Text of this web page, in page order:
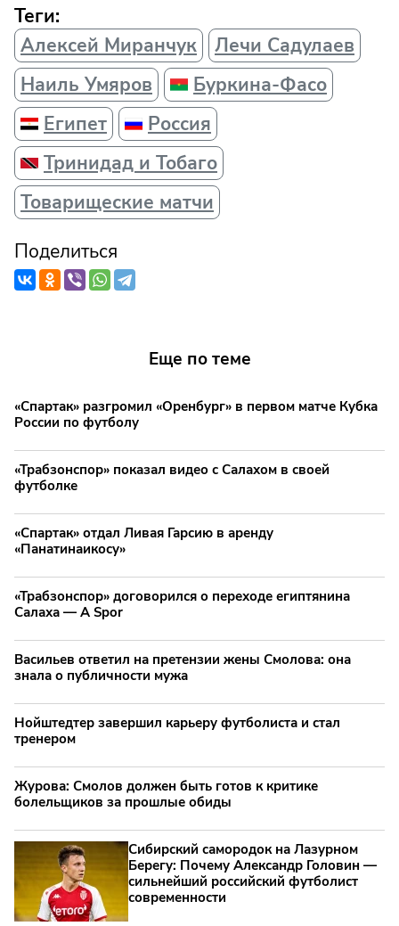
Теги:
Алексей Миранчук
Лечи Садулаев
Наиль Умяров
Буркина-Фасо
Египет
Россия
Тринидад и Тобаго
Товарищеские матчи
Поделиться
Еще по теме
«Спартак» разгромил «Оренбург» в первом матче Кубка
России по футболу
«Трабзонспор» показал видео с Салахом в своей
футболке
«Спартак» отдал Ливая Гарсию в аренду
«Панатинаикосу»
«Трабзонспор» договорился о переходе египтянина
Салаха — A Spor
Васильев ответил на претензии жены Смолова: она
знала о публичности мужа
Нойштедтер завершил карьеру футболиста и стал
тренером
Журова: Смолов должен быть готов к критике
болельщиков за прошлые обиды
Сибирский самородок на Лазурном
Берегу: Почему Александр Головин —
сильнейший российский футболист
современности